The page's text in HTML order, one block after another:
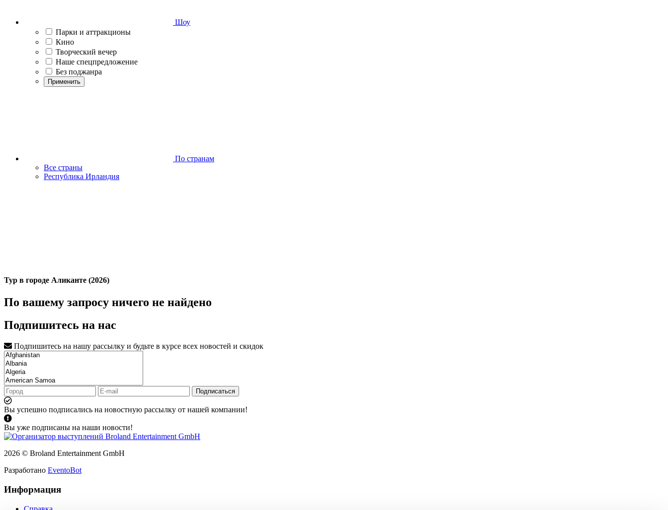
Шоу
Парки и аттракционы
Кино
Творческий вечер
Наше спецпредложение
Без поджанра
Применить
По странам
Все страны
Республика Ирландия
Тур в городе Аликанте (2026)
По вашему запросу ничего не найдено
Подпишитесь на нас
Подпишитесь на нашу рассылку и будьте в курсе всех новостей и скидок
Подписаться
Вы успешно подписались на новостную рассылку от нашей компании!
Вы уже подписаны на наши новости!
2026 © Broland Entertainment GmbH
Разработано EventoBot
Информация